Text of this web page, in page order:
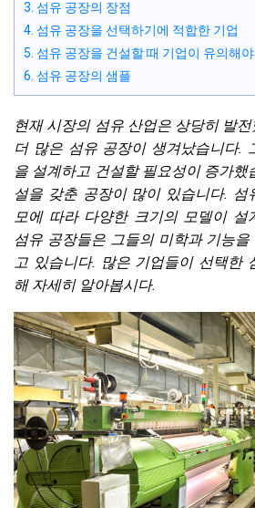
3. 섬유 공장의 장점
4. 섬유 공장을 선택하기에 적합한 기업
5. 섬유 공장을 건설할 때 기업이 유의해
6. 섬유 공장의 샘플
현재 시장의 섬유 산업은 상당히 발
더 많은 섬유 공장이 생겨났습니다.
을 설계하고 건설할 필요성이 증가했
설을 갖춘 공장이 많이 있습니다. 섬
모에 따라 다양한 크기의 모델이 설
섬유 공장들은 그들의 미학과 기능
고 있습니다. 많은 기업들이 선택한
해 자세히 알아봅시다.